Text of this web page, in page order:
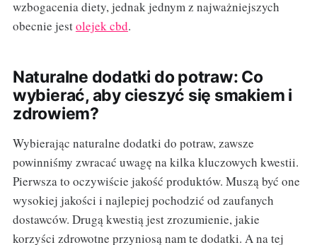
wzbogacenia diety, jednak jednym z najważniejszych
obecnie jestolejek cbd.
Naturalne dodatki do potraw: Co
wybierać, aby cieszyć się smakiem i
zdrowiem?
Wybierając naturalne dodatki do potraw, zawsze
powinniśmy zwracać uwagę na kilka kluczowych kwestii.
Pierwsza to oczywiście jakość produktów. Muszą być one
wysokiej jakości i najlepiej pochodzić od zaufanych
dostawców. Drugą kwestią jest zrozumienie, jakie
korzyści zdrowotne przyniosą nam te dodatki. A na tej